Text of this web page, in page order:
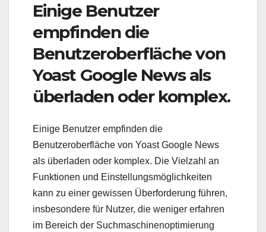
Einige Benutzer
empfinden die
Benutzeroberfläche von
Yoast Google News als
überladen oder komplex.
Einige Benutzer empfinden die
Benutzeroberfläche von Yoast Google News
als überladen oder komplex. Die Vielzahl an
Funktionen und Einstellungsmöglichkeiten
kann zu einer gewissen Überforderung führen,
insbesondere für Nutzer, die weniger erfahren
im Bereich der Suchmaschinenoptimierung